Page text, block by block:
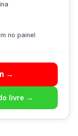
no painel
→
livre →